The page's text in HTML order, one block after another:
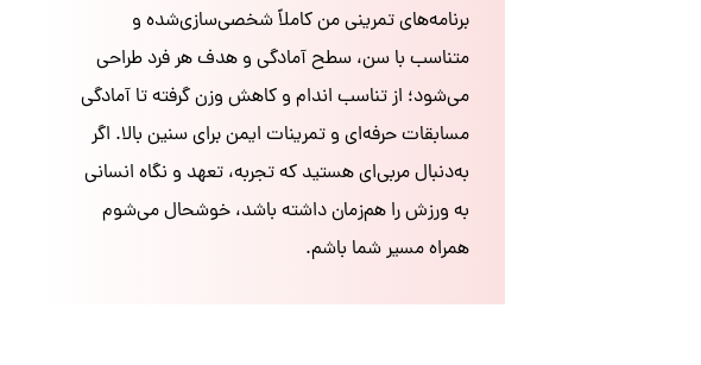
برنامه‌های تمرینی من کاملاً شخصی‌سازی‌شده و
متناسب با سن، سطح آمادگی و هدف هر فرد طراحی
می‌شود؛ از تناسب اندام و کاهش وزن گرفته تا آمادگی
مسابقات حرفه‌ای و تمرینات ایمن برای سنین بالا. اگر
به‌دنبال مربی‌ای هستید که تجربه، تعهد و نگاه انسانی
به ورزش را هم‌زمان داشته باشد، خوشحال می‌شوم
همراه مسیر شما باشم.